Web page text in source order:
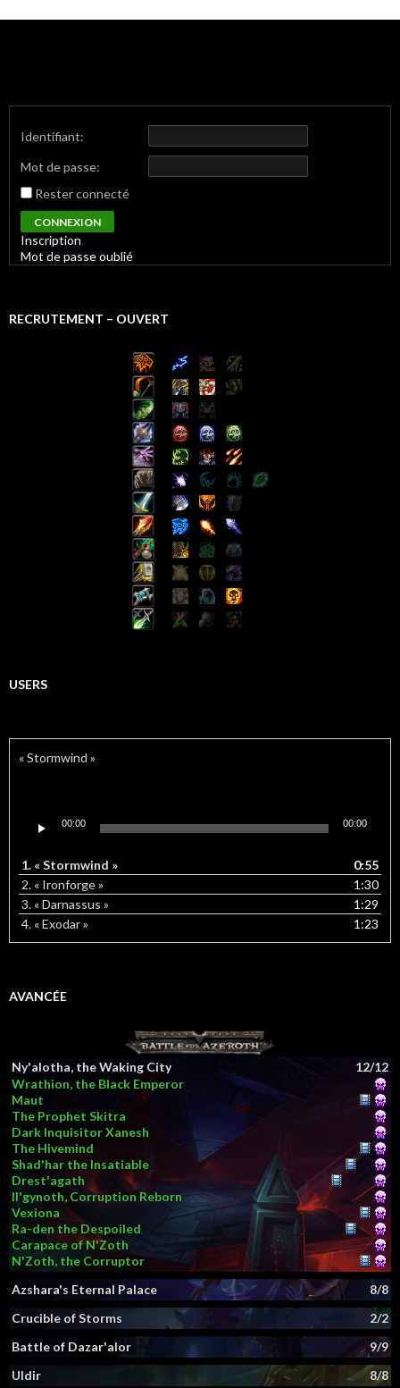
Identifiant:
Mot de passe:
Rester connecté
CONNEXION
Inscription
Mot de passe oublié
RECRUTEMENT – OUVERT
USERS
« Stormwind »
audio
00:00 00:00
1. « Stormwind »
0:55
2. « Ironforge »
1:30
3. « Darnassus »
1:29
4. « Exodar » 1:23
AVANCÉE
12/12
Ny'alotha, the Waking City
Wrathion, the Black Emperor
Maut
The Prophet Skitra
Dark Inquisitor Xanesh
The Hivemind
Shad'har the Insatiable
Drest'agath
Il'gynoth, Corruption Reborn
Vexiona
Ra-den the Despoiled
Carapace of N'Zoth
N'Zoth, the Corruptor
8/8
Azshara's Eternal Palace
2/2
Crucible of Storms
9/9
Battle of Dazar'alor
8/8
Uldir